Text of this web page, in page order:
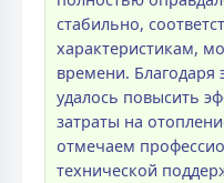
стабильно,
характеристикам,
времени. Благодаря
удалось повысить
затраты на
отмечаем
технической